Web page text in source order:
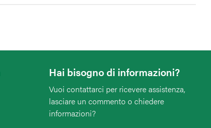
Hai bisogno di informazioni?
Vuoi contattarci per ricevere assistenza,
lasciare un commento o chiedere
informazioni?